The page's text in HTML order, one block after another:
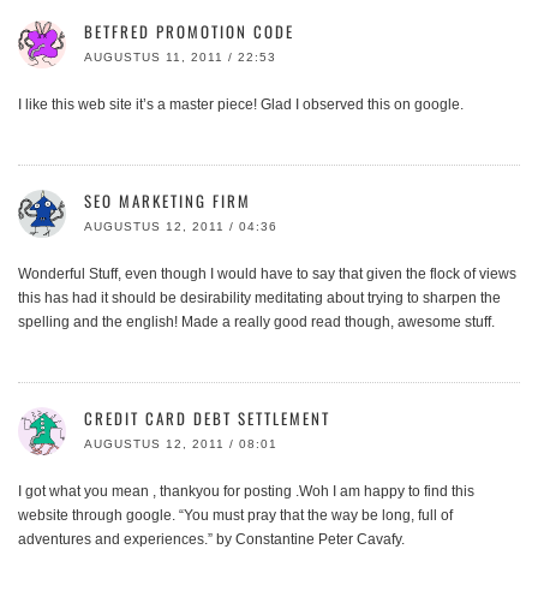
BETFRED PROMOTION CODE
AUGUSTUS 11, 2011 / 22:53
I like this web site it’s a master piece! Glad I observed this on google.
SEO MARKETING FIRM
AUGUSTUS 12, 2011 / 04:36
Wonderful Stuff, even though I would have to say that given the flock of views
this has had it should be desirability meditating about trying to sharpen the
spelling and the english! Made a really good read though, awesome stuff.
CREDIT CARD DEBT SETTLEMENT
AUGUSTUS 12, 2011 / 08:01
I got what you mean , thankyou for posting .Woh I am happy to find this
website through google. “You must pray that the way be long, full of
adventures and experiences.” by Constantine Peter Cavafy.